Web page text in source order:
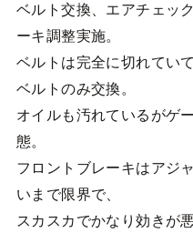
ベルト交換、エアチェッ
ーキ調整実施。
ベルトは完全に切れてい
ベルトのみ交換。
オイルも汚れているがゲ
態。
フロントブレーキはアジ
いまで限界で、
スカスカでかなり効きが